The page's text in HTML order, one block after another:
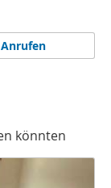
Anrufen
könnten